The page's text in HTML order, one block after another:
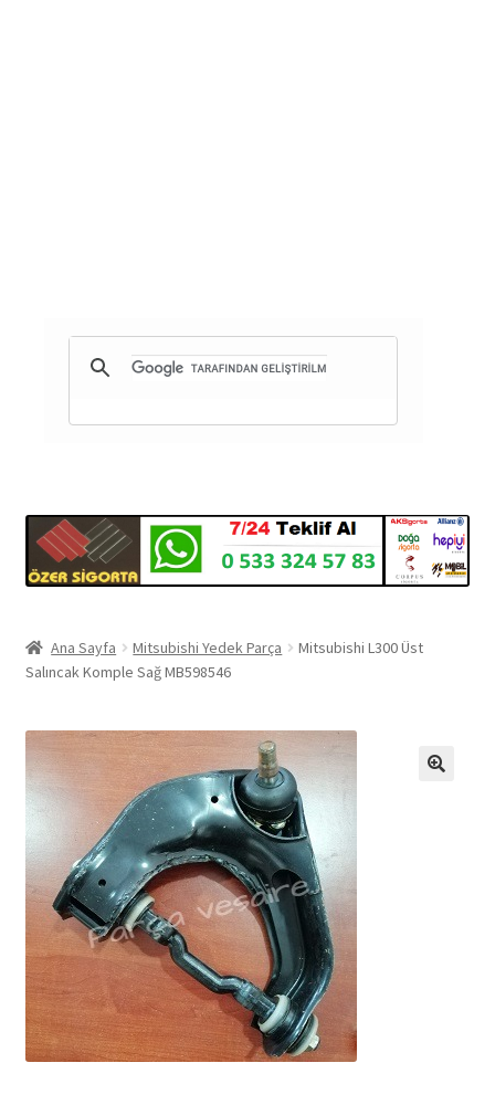
Ana Sayfa Mitsubishi Yedek Parça
Mitsubishi L300 Üst
Salıncak Komple Sağ MB598546